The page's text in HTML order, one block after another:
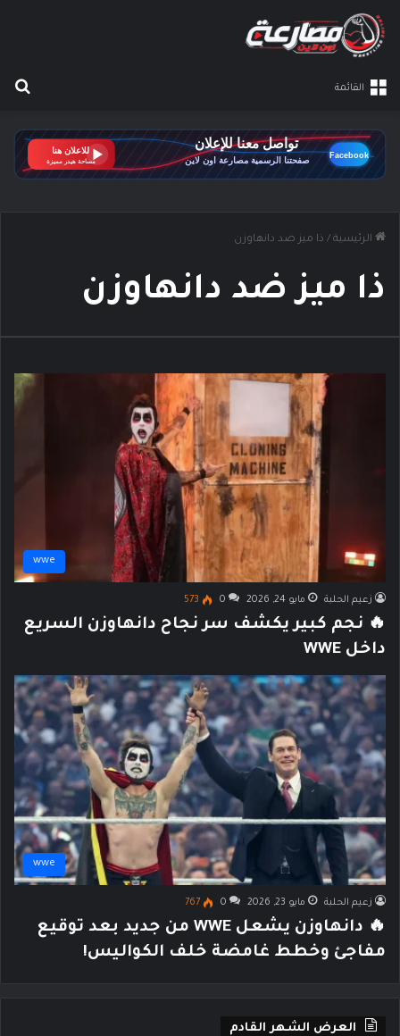
القائمة
الرئيسية / ذا ميز ضد دانهاوزن
ذا ميز ضد دانهاوزن
wwe
زعيم الحلبة مايو 24, 2026 0
573
🔥 نجم كبير يكشف سر نجاح دانهاوزن السريع
داخل WWE
wwe
زعيم الحلبة مايو 23, 2026 0
767
🔥 دانهاوزن يشعل WWE من جديد بعد توقيع
مفاجئ وخطط غامضة خلف الكواليس!
العرض الشهر القادم